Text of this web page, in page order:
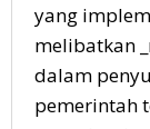
yang
melibatkan
dalam
pemerintah